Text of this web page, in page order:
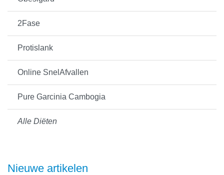
2Fase
Protislank
Online SnelAfvallen
Pure Garcinia Cambogia
Alle Diëten
Nieuwe artikelen